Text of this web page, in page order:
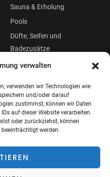
verwalten
verwenden wir Technologien wie
und/oder darauf
zustimmst, können wir Daten
auf dieser Website verarbeiten.
oder zurückziehst, können
werden.
Sauna & Erholung
Pools
Düfte, Seifen und
Badezusätze
Beauty